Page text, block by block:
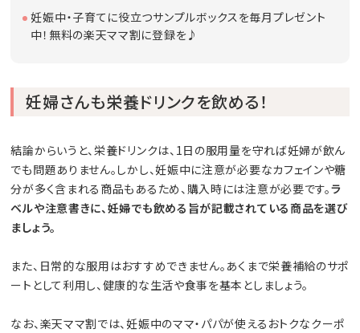
妊娠中・子育てに役立つサンプルボックスを毎月プレゼント
中！無料の楽天ママ割に登録を♪
妊婦さんも栄養ドリンクを飲める！
結論からいうと、栄養ドリンクは、1日の服用量を守れば妊婦が飲ん
でも問題ありません。しかし、妊娠中に注意が必要なカフェインや糖
分が多く含まれる商品もあるため、購入時には注意が必要です。ラ
ベルや注意書きに、妊婦でも飲める旨が記載されている商品を選び
ましょう。
また、日常的な服用はおすすめできません。あくまで栄養補給のサポ
ートとして利用し、健康的な生活や食事を基本としましょう。
なお、楽天ママ割では、妊娠中のママ・パパが使えるおトクなクーポ